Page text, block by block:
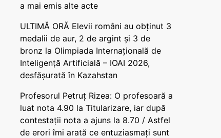
a mai emis alte acte
ULTIMĂ ORĂ Elevii români au obținut 3
medalii de aur, 2 de argint și 3 de
bronz la Olimpiada Internațională de
Inteligență Artificială – IOAI 2026,
desfășurată în Kazahstan
Profesorul Petruț Rizea: O profesoară a
luat nota 4.90 la Titularizare, iar după
contestații nota a ajuns la 8.70 / Astfel
de erori îmi arată ce entuziasmați sunt